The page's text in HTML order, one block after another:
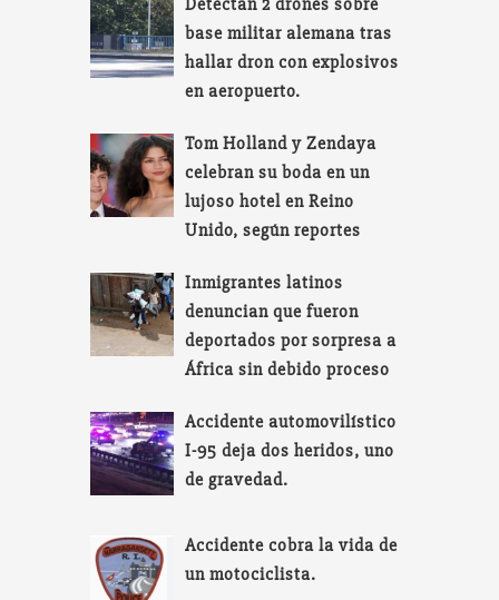
Detectan 2 drones sobre
base militar alemana tras
hallar dron con explosivos
en aeropuerto.
Tom Holland y Zendaya
celebran su boda en un
lujoso hotel en Reino
Unido, según reportes
Inmigrantes latinos
denuncian que fueron
deportados por sorpresa a
África sin debido proceso
Accidente automovilístico
I-95 deja dos heridos, uno
de gravedad.
Accidente cobra la vida de
un motociclista.